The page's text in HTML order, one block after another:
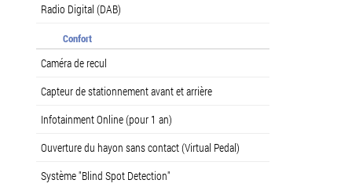
Radio Digital (DAB)
Confort
Caméra de recul
Capteur de stationnement avant et arrière
Infotainment Online (pour 1 an)
Ouverture du hayon sans contact (Virtual Pedal)
Système "Blind Spot Detection"